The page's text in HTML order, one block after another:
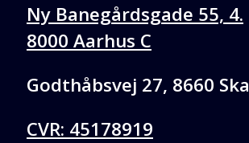
Ny Banegårdsgade 55, 4.
8000 Aarhus C
Godthåbsvej 27, 8660
CVR: 45178919